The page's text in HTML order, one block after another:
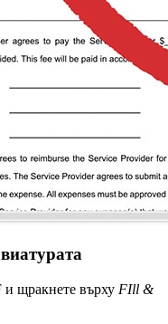
и щракнете върху FIll &